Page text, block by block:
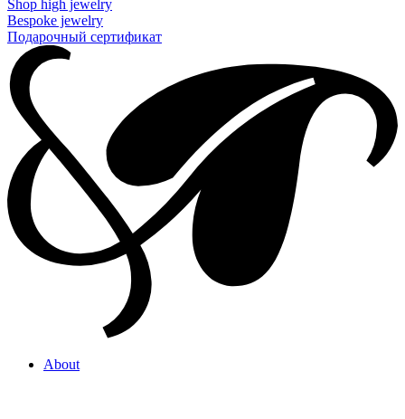
Shop high jewelry
Bespoke jewelry
Подарочный сертификат
About